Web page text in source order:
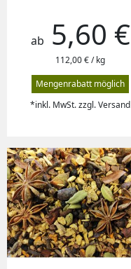
Preis
ab 5,60 €
112,00 € / kg
Mengenrabatt möglich
*inkl. MwSt. zzgl. Versand